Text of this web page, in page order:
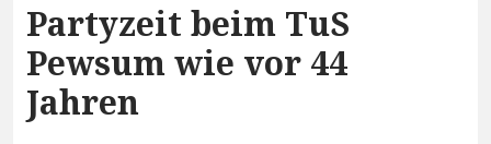
Partyzeit beim TuS
Pewsum wie vor 44
Jahren